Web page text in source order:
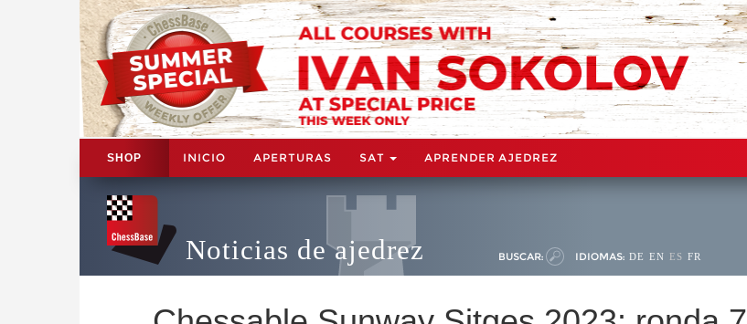
SHOP INICIO APERTURAS SAT APRENDER AJEDREZ
Noticias de ajedrez BUSCAR: IDIOMAS: DE EN ES FR